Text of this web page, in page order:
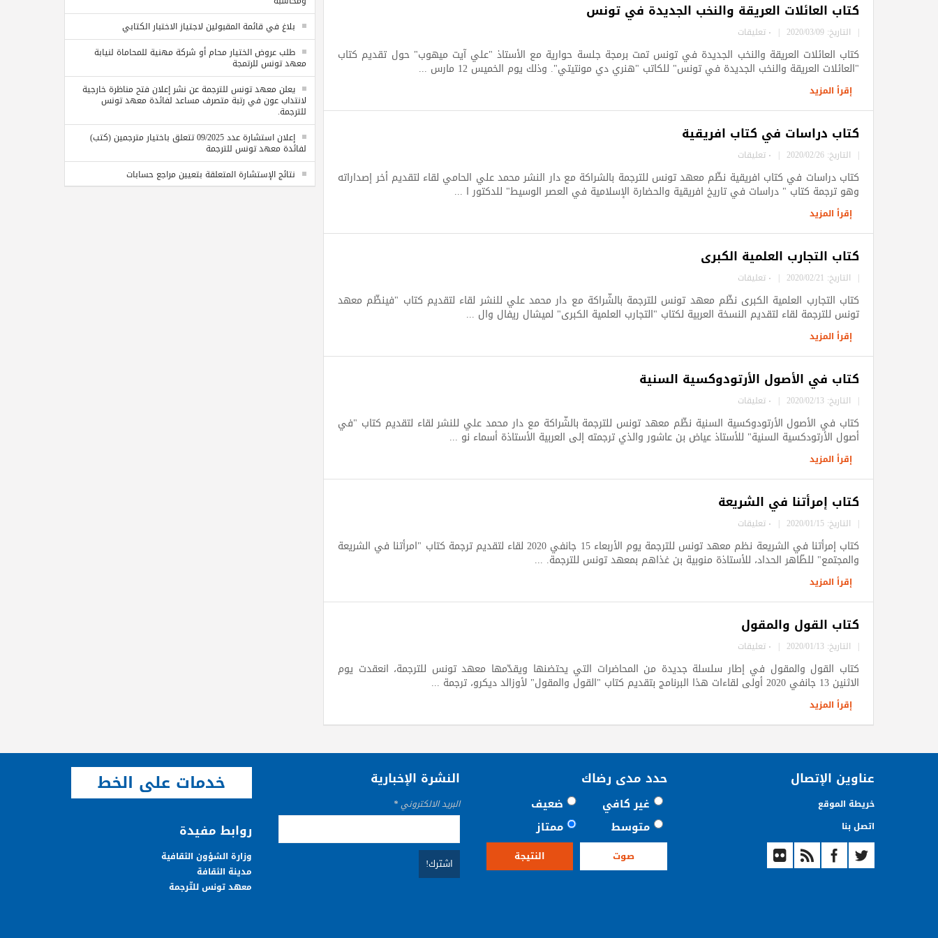
كتاب العائلات العريقة والنخب الجديدة في تونس
| التاريخ: 2020/03/09 | ٠ تعليقات
كتاب العائلات العريقة والنخب الجديدة في تونس تمت برمجة جلسة حوارية مع الأستاذ "علي آيت ميهوب" حول تقديم كتاب
"العائلات العريقة والنخب الجديدة في تونس" للكاتب "هنري دي مونتيتي". وذلك يوم الخميس 12 مارس ...
إقرأ المزيد
كتاب دراسات في كتاب افريقية
| التاريخ: 2020/02/26 | ٠ تعليقات
كتاب دراسات في كتاب افريقية نظّم معهد تونس للترجمة بالشراكة مع دار النشر محمد علي الحامي لقاء لتقديم أخر إصداراته
وهو ترجمة كتاب " دراسات في تاريخ افريقية والحضارة الإسلامية في العصر الوسيط" للدكتور ا ...
إقرأ المزيد
كتاب التجارب العلمية الكبرى
| التاريخ: 2020/02/21 | ٠ تعليقات
كتاب التجارب العلمية الكبرى نظّم معهد تونس للترجمة بالشّراكة مع دار محمد علي للنشر لقاء لتقديم كتاب "فينظّم معهد
تونس للترجمة لقاء لتقديم النسخة العربية لكتاب "التجارب العلمية الكبرى" لميشال ريفال وال ...
إقرأ المزيد
كتاب في الأصول الأرتودوكسية السنية
| التاريخ: 2020/02/13 | ٠ تعليقات
كتاب في الأصول الأرتودوكسية السنية نظّم معهد تونس للترجمة بالشّراكة مع دار محمد علي للنشر لقاء لتقديم كتاب "في
أصول الأرتودكسية السنية" للأستاذ عياض بن عاشور والذي ترجمته إلى العربية الأستاذة أسماء نو ...
إقرأ المزيد
كتاب إمرأتنا في الشريعة
| التاريخ: 2020/01/15 | ٠ تعليقات
كتاب إمرأتنا في الشريعة نظم معهد تونس للترجمة يوم الأربعاء 15 جانفي 2020 لقاء لتقديم ترجمة كتاب "امرأتنا في الشريعة
والمجتمع" للطّاهر الحداد، للأستاذة منوبية بن غذاهم بمعهد تونس للترجمة. ...
إقرأ المزيد
كتاب القول والمقول
| التاريخ: 2020/01/13 | ٠ تعليقات
كتاب القول والمقول في إطار سلسلة جديدة من المحاضرات التي يحتضنها ويقدّمها معهد تونس للترجمة، انعقدت يوم
الاثنين 13 جانفي 2020 أولى لقاءات هذا البرنامج بتقديم كتاب "القول والمقول" لأوزالد ديكرو، ترجمة ...
إقرأ المزيد
بلاغ في قائمة المقبولين لاجتياز الاختبار الكتابي
طلب عروض الختيار محام أو شركة مهنية للمحاماة لنيابة
معهد تونس للرتمجة
يعلن معهد تونس للترجمة عن نشر إعلان فتح مناظرة خارجية
لانتداب عون في رتبة متصرف مساعد لفائدة معهد تونس
للترجمة.
إعلان استشارة عدد 09/2025 تتعلق باختيار مترجمين (كتب)
لفائدة معهد تونس للترجمة
نتائج الإستشارة المتعلقة بتعيين مراجع حسابات
عناوين الإتصال
خريطة الموقع
اتصل بنا
حدد مدى رضاك
غير كافي
ضعيف
متوسط
ممتاز
النشرة الإخبارية
البريد الالكتروني*
خدمات على الخط
روابط مفيدة
وزارة الشؤون الثقافية
مدينة الثقافة
معهد تونس للتّرجمة